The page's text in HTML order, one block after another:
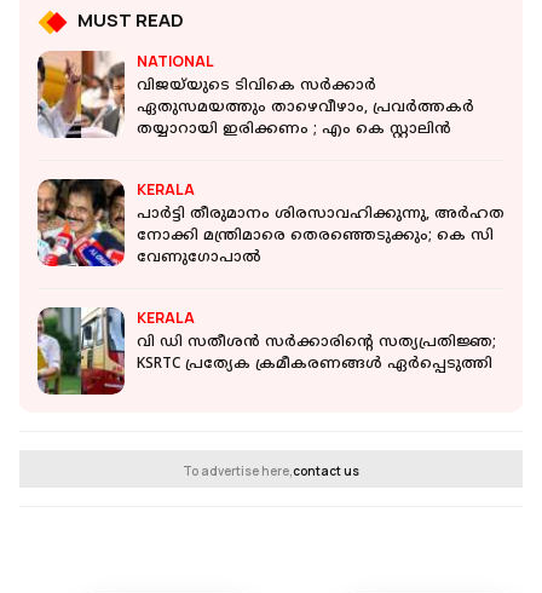
MUST READ
NATIONAL
വിജയ്‌യുടെ ടിവികെ സര്‍ക്കാര്‍
ഏതുസമയത്തും താഴെവീഴാം, പ്രവര്‍ത്തകര്‍
തയ്യാറായി ഇരിക്കണം ; എം കെ സ്റ്റാലിന്‍
KERALA
പാര്‍ട്ടി തീരുമാനം ശിരസാവഹിക്കുന്നു, അര്‍ഹത
നോക്കി മന്ത്രിമാരെ തെരഞ്ഞെടുക്കും; കെ സി
വേണുഗോപാൽ
KERALA
വി ഡി സതീശന്‍ സര്‍ക്കാരിന്‍റെ സത്യപ്രതിജ്ഞ;
KSRTC പ്രത്യേക ക്രമീകരണങ്ങൾ ഏർപ്പെടുത്തി
To advertise here,contact us